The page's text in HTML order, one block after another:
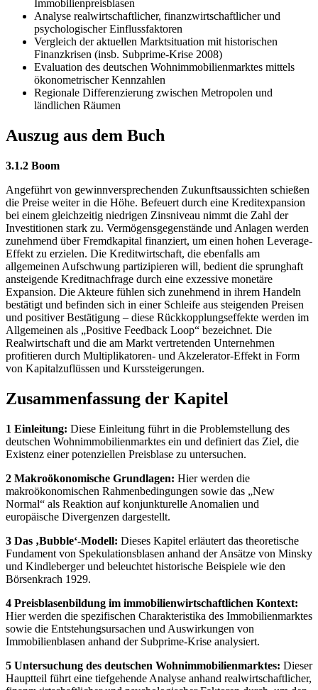
Immobilienpreisblasen
Analyse realwirtschaftlicher, finanzwirtschaftlicher und
psychologischer Einflussfaktoren
Vergleich der aktuellen Marktsituation mit historischen
Finanzkrisen (insb. Subprime-Krise 2008)
Evaluation des deutschen Wohnimmobilienmarktes mittels
ökonometrischer Kennzahlen
Regionale Differenzierung zwischen Metropolen und
ländlichen Räumen
Auszug aus dem Buch
3.1.2 Boom
Angeführt von gewinnversprechenden Zukunftsaussichten schießen
die Preise weiter in die Höhe. Befeuert durch eine Kreditexpansion
bei einem gleichzeitig niedrigen Zinsniveau nimmt die Zahl der
Investitionen stark zu. Vermögensgegenstände und Anlagen werden
zunehmend über Fremdkapital finanziert, um einen hohen Leverage-
Effekt zu erzielen. Die Kreditwirtschaft, die ebenfalls am
allgemeinen Aufschwung partizipieren will, bedient die sprunghaft
ansteigende Kreditnachfrage durch eine exzessive monetäre
Expansion. Die Akteure fühlen sich zunehmend in ihrem Handeln
bestätigt und befinden sich in einer Schleife aus steigenden Preisen
und positiver Bestätigung – diese Rückkopplungseffekte werden im
Allgemeinen als „Positive Feedback Loop“ bezeichnet. Die
Realwirtschaft und die am Markt vertretenden Unternehmen
profitieren durch Multiplikatoren- und Akzelerator-Effekt in Form
von Kapitalzuflüssen und Kurssteigerungen.
Zusammenfassung der Kapitel
1 Einleitung: Diese Einleitung führt in die Problemstellung des
deutschen Wohnimmobilienmarktes ein und definiert das Ziel, die
Existenz einer potenziellen Preisblase zu untersuchen.
2 Makroökonomische Grundlagen: Hier werden die
makroökonomischen Rahmenbedingungen sowie das „New
Normal“ als Reaktion auf konjunkturelle Anomalien und
europäische Divergenzen dargestellt.
3 Das ‚Bubble‘-Modell: Dieses Kapitel erläutert das theoretische
Fundament von Spekulationsblasen anhand der Ansätze von Minsky
und Kindleberger und beleuchtet historische Beispiele wie den
Börsenkrach 1929.
4 Preisblasenbildung im immobilienwirtschaftlichen Kontext:
Hier werden die spezifischen Charakteristika des Immobilienmarktes
sowie die Entstehungsursachen und Auswirkungen von
Immobilienblasen anhand der Subprime-Krise analysiert.
5 Untersuchung des deutschen Wohnimmobilienmarktes: Dieser
Hauptteil führt eine tiefgehende Analyse anhand realwirtschaftlicher,